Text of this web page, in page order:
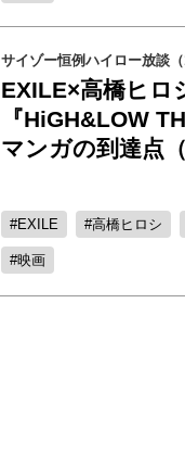
サイゾー恒例ハイロー放談（
EXILE×高橋ヒロ
『HiGH&LOW
マンガの到達点（
EXILE 高橋ヒロシ
映画